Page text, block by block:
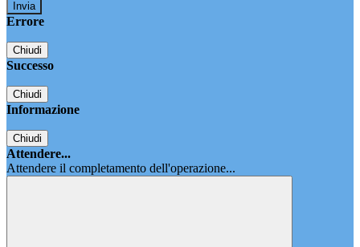
Errore
Chiudi
Successo
Chiudi
Informazione
Chiudi
Attendere...
Attendere il completamento dell'operazione...